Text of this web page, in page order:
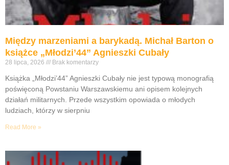
Między marzeniami a barykadą. Michał Barton o
książce „Młodzi’44” Agnieszki Cubały
28 lipca, 2026 Brak komentarzy
Książka „Młodzi’44” Agnieszki Cubały nie jest typową monografią
poświęconą Powstaniu Warszawskiemu ani opisem kolejnych
działań militarnych. Przede wszystkim opowiada o młodych
ludziach, którzy w sierpniu
Read More »